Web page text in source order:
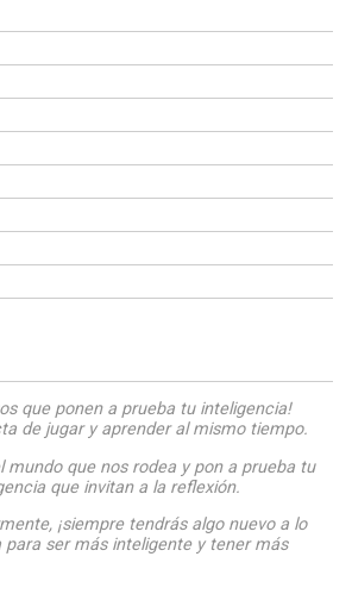
que ponen a prueba tu inteligencia!
de jugar y aprender al mismo tiempo.
que nos rodea y pon a prueba tu
que invitan a la reflexión.
¡siempre tendrás algo nuevo a lo
ser más inteligente y tener más